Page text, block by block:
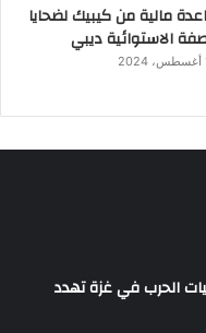
مالية من كيبيك لضحايا
الاستوائية ديبي
الحرب في غزة تهدد